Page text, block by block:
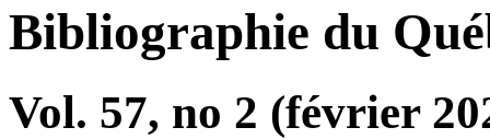
Bibliographie du
Vol. 57, no 2 (février